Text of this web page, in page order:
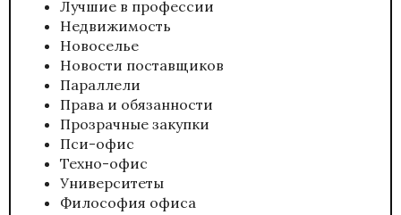
Лучшие в профессии
Недвижимость
Новоселье
Новости поставщиков
Параллели
Права и обязанности
Прозрачные закупки
Пси-офис
Техно-офис
Университеты
Философия офиса